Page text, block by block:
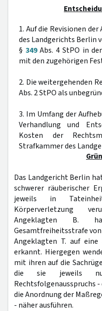
1. Auf die Revisionen
des Landgerichts Berlin
§ 349Abs. 4 StPO in
mit den zugehörigen
2. Die weitergehenden
Abs. 2 StPO als
3. Im Umfang der
Verhandlung und
Kosten der
Strafkammer des
Das Landgericht Berlin
schwerer räuberischer
jeweils in
Körperverletzung
Angeklagten B.
Gesamtfreiheitsstrafe von
Angeklagten T. auf
erkannt. Hiergegen
mit ihren auf die
die sie jeweils
Rechtsfolgenausspruchs
die Anordnung der
- näher ausführen.